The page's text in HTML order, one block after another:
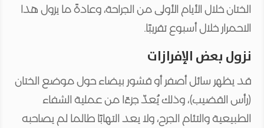
الختان خلال الأيام الأولى من الجراحة، وعادةً ما يزول هذا
الاحمرار خلال أسبوع تقريبًا.
نزول بعض الإفرازات
قد يظهر سائل أصفر أو قشور بيضاء حول موضع الختان
(رأس القضيب)، وذلك يُعدّ جزءًا من عملية الشفاء
الطبيعية والتئام الجرح، ولا يعد التهابًا طالما لم يصاحبه